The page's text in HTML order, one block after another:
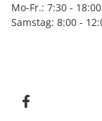
Mo-Fr.: 7:30 -
Samstag: 8:00 -